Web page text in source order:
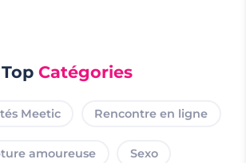
Top Catégories
Meetic Rencontre en ligne
amoureuse Sexo